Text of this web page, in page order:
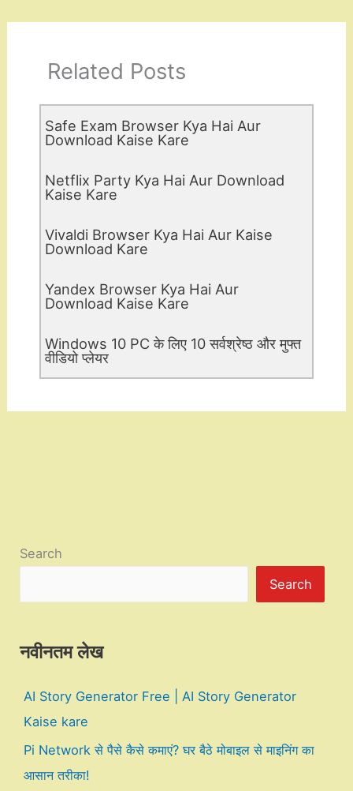
Related Posts
Safe Exam Browser Kya Hai Aur
Download Kaise Kare
Netflix Party Kya Hai Aur Download
Kaise Kare
Vivaldi Browser Kya Hai Aur Kaise
Download Kare
Yandex Browser Kya Hai Aur
Download Kaise Kare
Windows 10 PC के लिए 10 सर्वश्रेष्ठ और मुफ्त
वीडियो प्लेयर
Search
Search
नवीनतम लेख
AI Story Generator Free | AI Story Generator
Kaise kare
Pi Network से पैसे कैसे कमाएं? घर बैठे मोबाइल से माइनिंग का
आसान तरीका!